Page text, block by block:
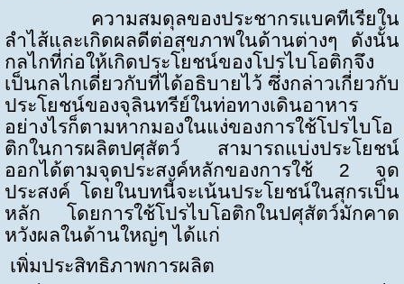
ความสมดุลของประชากรแบคทีเรียใน
ลำไส้และเกิดผลดีต่อสุขภาพในด้านต่างๆ ดังนั้น
กลไกที่ก่อให้เกิดประโยชน์ของโปรไบโอติกจึง
เป็นกลไกเดี่ยวกับที่ได้อธิบายไว้ ซึ่งกล่าวเกี่ยวกับ
ประโยชน์ของจุลินทรีย์ในท่อทางเดินอาหาร
อย่างไรก็ตามหากมองในแง่ของการใช้โปรไบโอ
ติกในการผลิตปศุสัตว์ สามารถแบ่งประโยชน์
ออกได้ตามจุดประสงค์หลักของการใช้ 2 จุด
ประสงค์ โดยในบทนี้จะเน้นประโยชน์ในสุกรเป็น
หลัก โดยการใช้โปรไบโอติกในปศุสัตว์มักคาด
หวังผลในด้านใหญ่ๆ ได้แก่
เพิ่มประสิทธิภาพการผลิต